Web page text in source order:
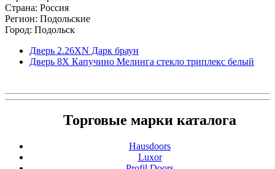
Страна: Россия
Регион: Подольские
Город: Подольск
Дверь 2.26ХN Дарк браун
Дверь 8X Капучино Мелинга стекло триплекс белый
Торговые марки каталога
Hausdoors
Luxor